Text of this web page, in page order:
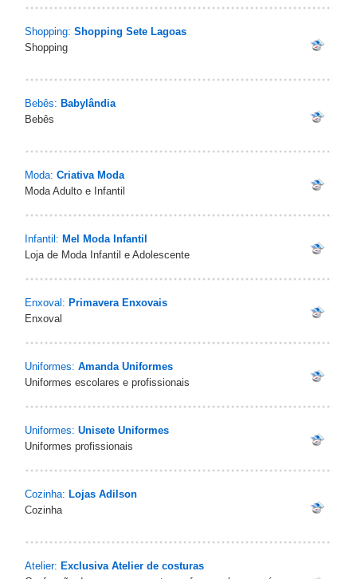
Shopping: Shopping Sete Lagoas
Shopping
Bebês: Babylândia
Bebês
Moda: Criativa Moda
Moda Adulto e Infantil
Infantil: Mel Moda Infantil
Loja de Moda Infantil e Adolescente
Enxoval: Primavera Enxovais
Enxoval
Uniformes: Amanda Uniformes
Uniformes escolares e profissionais
Uniformes: Unisete Uniformes
Uniformes profissionais
Cozinha: Lojas Adilson
Cozinha
Atelier: Exclusiva Atelier de costuras